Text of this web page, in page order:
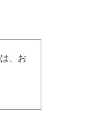
、お